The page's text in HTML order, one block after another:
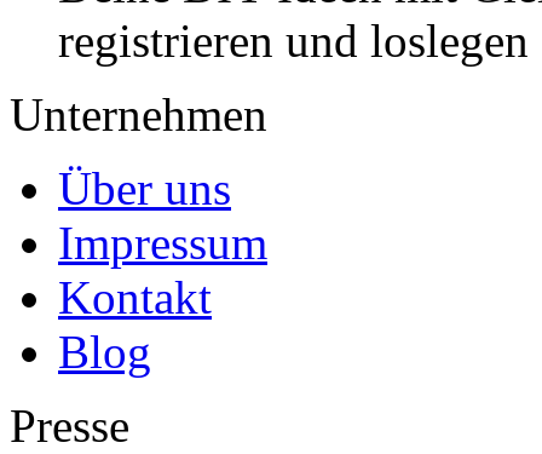
registrieren und loslegen
Unternehmen
Über uns
Impressum
Kontakt
Blog
Presse